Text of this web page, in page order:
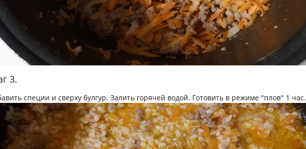
3.
специи и сверху булгур. Залить горячей водой. Готовить в режиме "плов" 1 час.